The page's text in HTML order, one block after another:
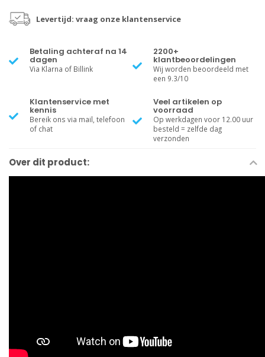
Levertijd: vraag onze klantenservice
Betaling achteraf na 14
dagen
Via Klarna of Billink
2200+
klantbeoordelingen
Wij worden beoordeeld met
een 9.3/10
Klantenservice met
kennis
Bereik ons via mail, telefoon
of chat
Veel artikelen op
voorraad
Op werkdagen voor 12.00 uur
besteld = zelfde dag
verzonden
Over dit product: